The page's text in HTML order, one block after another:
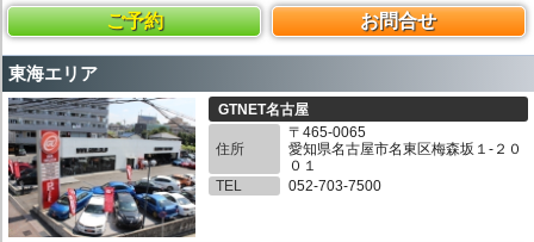
ご予約 お問合せ
東海エリア
GTNET名古屋
住所
〒465-0065
愛知県名古屋市名東区梅森坂１-２０
０１
TEL
052-703-7500